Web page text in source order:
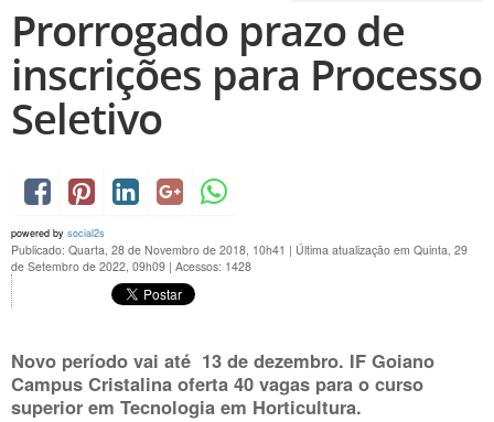
Prorrogado prazo de
inscrições para Processo
Seletivo
powered by social2s
Publicado: Quarta, 28 de Novembro de 2018, 10h41 | Última atualização em Quinta, 29
de Setembro de 2022, 09h09 | Acessos: 1428
Novo período vai até 13 de dezembro. IF Goiano
Campus Cristalina oferta 40 vagas para o curso
superior em Tecnologia em Horticultura.